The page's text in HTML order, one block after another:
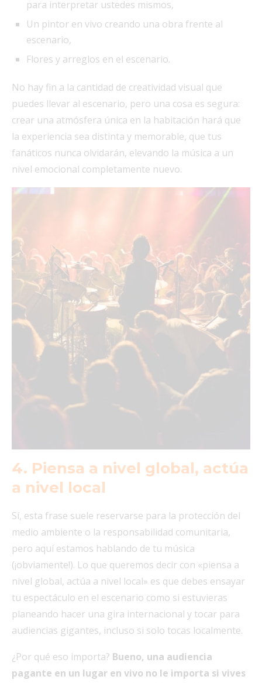
para interpretar ustedes mismos,
Un pintor en vivo creando una obra frente al
escenario,
Flores y arreglos en el escenario.
No hay fin a la cantidad de creatividad visual que
puedes llevar al escenario, pero una cosa es segura:
crear una atmósfera única en la habitación hará que
la experiencia sea distinta y memorable, que tus
fanáticos nunca olvidarán, elevando la música a un
nivel emocional completamente nuevo.
4. Piensa a nivel global, actúa
a nivel local
Sí, esta frase suele reservarse para la protección del
medio ambiente o la responsabilidad comunitaria,
pero aquí estamos hablando de tu música
(¡obviamente!). Lo que queremos decir con «piensa a
nivel global, actúa a nivel local» es que debes ensayar
tu espectáculo en el escenario como si estuvieras
planeando hacer una gira internacional y tocar para
audiencias gigantes, incluso si solo tocas localmente.
¿Por qué eso importa? Bueno, una audiencia
pagante en un lugar en vivo no le importa si vives